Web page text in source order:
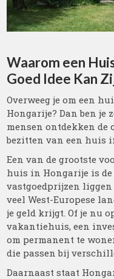
Waarom een
Goed Idee Kan
Overweeg je om een
Hongarije? Dan ben je
mensen ontdekken de
bezitten van een huis
Een van de grootste
huis in Hongarije is de
vastgoedprijzen
veel West-Europese
je geld krijgt. Of je nu
vakantiehuis, een
om permanent te
die passen bij
Daarnaast staat